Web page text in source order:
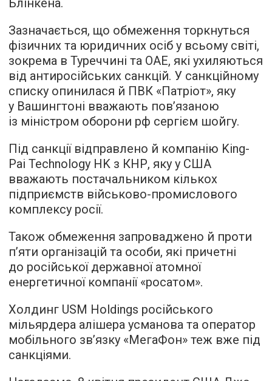
Блінкена.
Зазначається, що обмеження торкнуться
фізичних та юридичних осіб у всьому світі,
зокрема в Туреччині та ОАЕ, які ухиляються
від антиросійських санкцій. У санкційному
списку опинилася й ПВК «Патріот», яку
у Вашингтоні вважають пов’язаною
із міністром оборони рф сергієм шойгу.
Під санкції відправлено й компанію King-
Pai Technology HK з КНР, яку у США
вважають постачальником кількох
підприємств військово-промислового
комплексу росії.
Також обмеження запроваджено й проти
п’яти організацій та особи, які причетні
до російської державної атомної
енергетичної компанії «росатом».
Холдинг USM Holdings російського
мільярдера алішера усманова та оператор
мобільного зв’язку «МегаФон» теж вже під
санкціями.